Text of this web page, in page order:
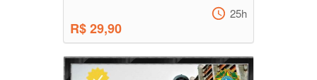
R$ 29,90
25h